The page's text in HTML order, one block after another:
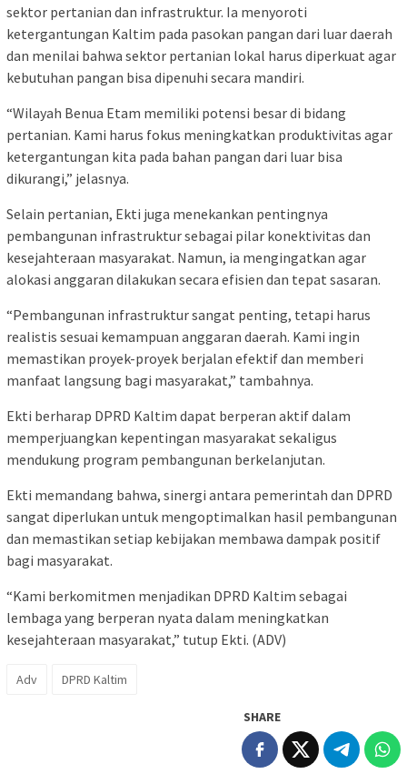
sektor pertanian dan infrastruktur. Ia menyoroti
ketergantungan Kaltim pada pasokan pangan dari luar daerah
dan menilai bahwa sektor pertanian lokal harus diperkuat agar
kebutuhan pangan bisa dipenuhi secara mandiri.
“Wilayah Benua Etam memiliki potensi besar di bidang
pertanian. Kami harus fokus meningkatkan produktivitas agar
ketergantungan kita pada bahan pangan dari luar bisa
dikurangi,” jelasnya.
Selain pertanian, Ekti juga menekankan pentingnya
pembangunan infrastruktur sebagai pilar konektivitas dan
kesejahteraan masyarakat. Namun, ia mengingatkan agar
alokasi anggaran dilakukan secara efisien dan tepat sasaran.
“Pembangunan infrastruktur sangat penting, tetapi harus
realistis sesuai kemampuan anggaran daerah. Kami ingin
memastikan proyek-proyek berjalan efektif dan memberi
manfaat langsung bagi masyarakat,” tambahnya.
Ekti berharap DPRD Kaltim dapat berperan aktif dalam
memperjuangkan kepentingan masyarakat sekaligus
mendukung program pembangunan berkelanjutan.
Ekti memandang bahwa, sinergi antara pemerintah dan DPRD
sangat diperlukan untuk mengoptimalkan hasil pembangunan
dan memastikan setiap kebijakan membawa dampak positif
bagi masyarakat.
“Kami berkomitmen menjadikan DPRD Kaltim sebagai
lembaga yang berperan nyata dalam meningkatkan
kesejahteraan masyarakat,” tutup Ekti. (ADV)
Adv DPRD Kaltim
SHARE